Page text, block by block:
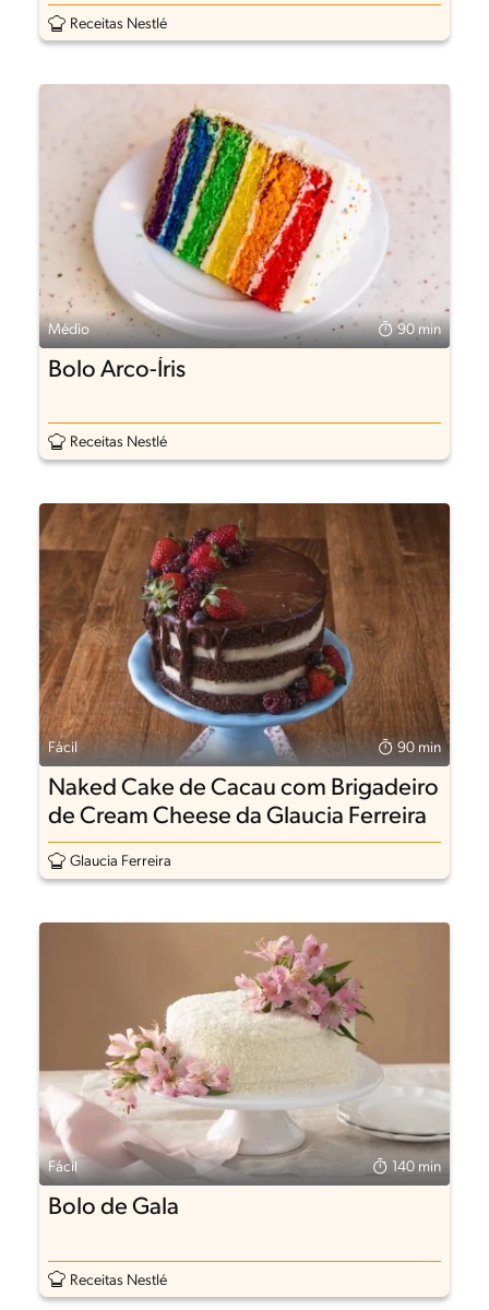
Receitas Nestlé
Médio 90 min
Bolo Arco-Íris
Receitas Nestlé
Fácil 90 min
Naked Cake de Cacau com Brigadeiro
de Cream Cheese da Glaucia Ferreira
Glaucia Ferreira
Fácil 140 min
Bolo de Gala
Receitas Nestlé